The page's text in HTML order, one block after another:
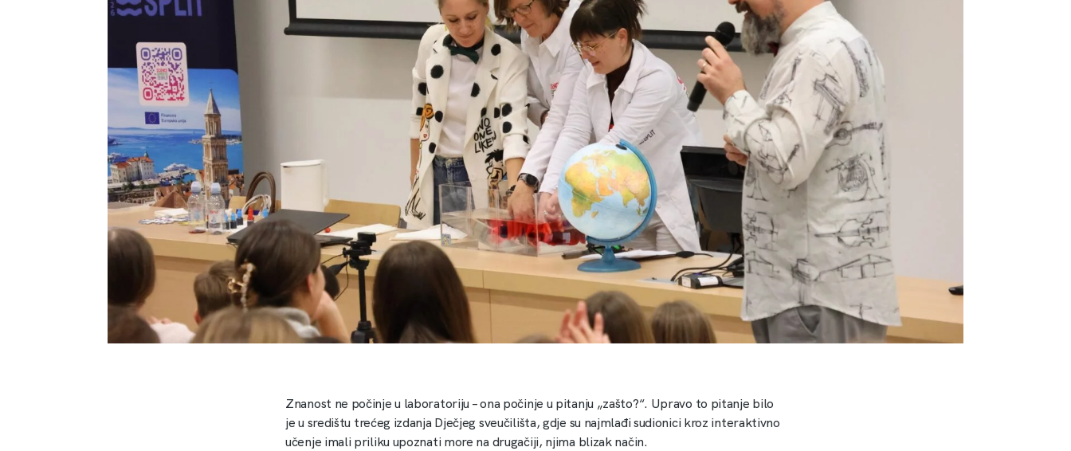
Znanost ne počinje u laboratoriju – ona počinje u pitanju „zašto?“. Upravo to pitanje bilo
je u središtu trećeg izdanja Dječjeg sveučilišta, gdje su najmlađi sudionici kroz interaktivno
učenje imali priliku upoznati more na drugačiji, njima blizak način.